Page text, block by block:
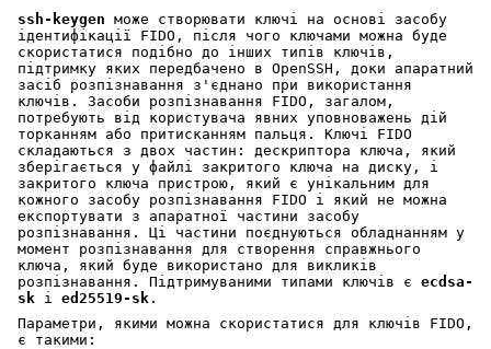
ssh-keygen може створювати ключі на основі засобу
ідентифікації FIDO, після чого ключами можна буде
скористатися подібно до інших типів ключів,
підтримку яких передбачено в OpenSSH, доки апаратний
засіб розпізнавання з'єднано при використання
ключів. Засоби розпізнавання FIDO, загалом,
потребують від користувача явних уповноважень дій
торканням або притисканням пальця. Ключі FIDO
складаються з двох частин: дескриптора ключа, який
зберігається у файлі закритого ключа на диску, і
закритого ключа пристрою, який є унікальним для
кожного засобу розпізнавання FIDO і який не можна
експортувати з апаратної частини засобу
розпізнавання. Ці частини поєднуються обладнанням у
момент розпізнавання для створення справжнього
ключа, який буде використано для викликів
розпізнавання. Підтримуваними типами ключів є ecdsa-
sk і ed25519-sk .
Параметри, якими можна скористатися для ключів FIDO,
є такими: